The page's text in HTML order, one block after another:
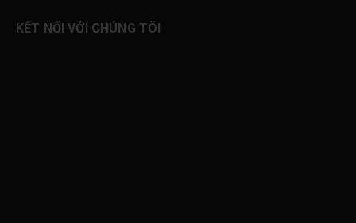
KẾT NỐI VỚI CHÚNG TÔI